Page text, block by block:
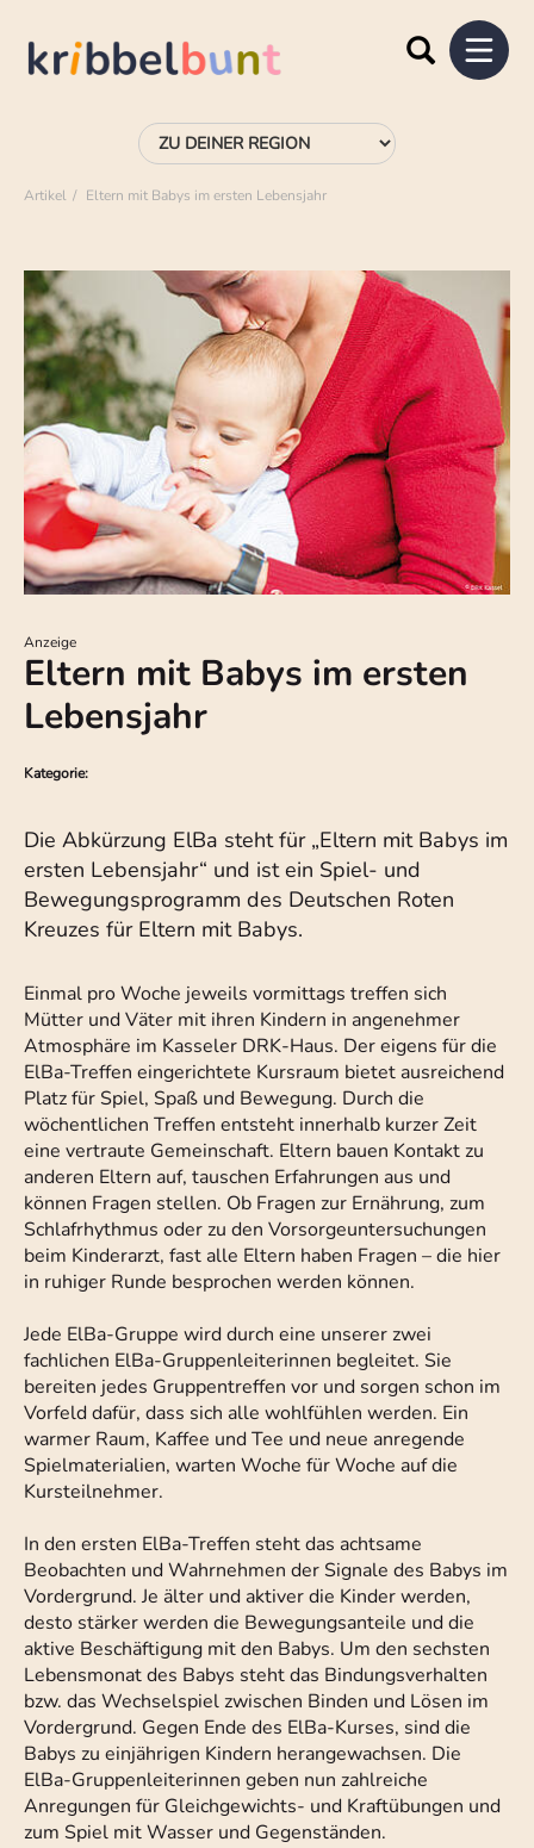
Artikel Eltern mit Babys im ersten Lebensjahr
Anzeige
Eltern mit Babys im ersten
Lebensjahr
Kategorie:
Die Abkürzung ElBa steht für „Eltern mit Babys im
ersten Lebensjahr“ und ist ein Spiel- und
Bewegungsprogramm des Deutschen Roten
Kreuzes für Eltern mit Babys.
Einmal pro Woche jeweils vormittags treffen sich
Mütter und Väter mit ihren Kindern in angenehmer
Atmosphäre im Kasseler DRK-Haus. Der eigens für die
ElBa-Treffen eingerichtete Kursraum bietet ausreichend
Platz für Spiel, Spaß und Bewegung. Durch die
wöchentlichen Treffen entsteht innerhalb kurzer Zeit
eine vertraute Gemeinschaft. Eltern bauen Kontakt zu
anderen Eltern auf, tauschen Erfahrungen aus und
können Fragen stellen. Ob Fragen zur Ernährung, zum
Schlafrhythmus oder zu den Vorsorgeuntersuchungen
beim Kinderarzt, fast alle Eltern haben Fragen – die hier
in ruhiger Runde besprochen werden können.
Jede ElBa-Gruppe wird durch eine unserer zwei
fachlichen ElBa-Gruppenleiterinnen begleitet. Sie
bereiten jedes Gruppentreffen vor und sorgen schon im
Vorfeld dafür, dass sich alle wohlfühlen werden. Ein
warmer Raum, Kaffee und Tee und neue anregende
Spielmaterialien, warten Woche für Woche auf die
Kursteilnehmer.
In den ersten ElBa-Treffen steht das achtsame
Beobachten und Wahrnehmen der Signale des Babys im
Vordergrund. Je älter und aktiver die Kinder werden,
desto stärker werden die Bewegungsanteile und die
aktive Beschäftigung mit den Babys. Um den sechsten
Lebensmonat des Babys steht das Bindungsverhalten
bzw. das Wechselspiel zwischen Binden und Lösen im
Vordergrund. Gegen Ende des ElBa-Kurses, sind die
Babys zu einjährigen Kindern herangewachsen. Die
ElBa-Gruppenleiterinnen geben nun zahlreiche
Anregungen für Gleichgewichts- und Kraftübungen und
zum Spiel mit Wasser und Gegenständen.